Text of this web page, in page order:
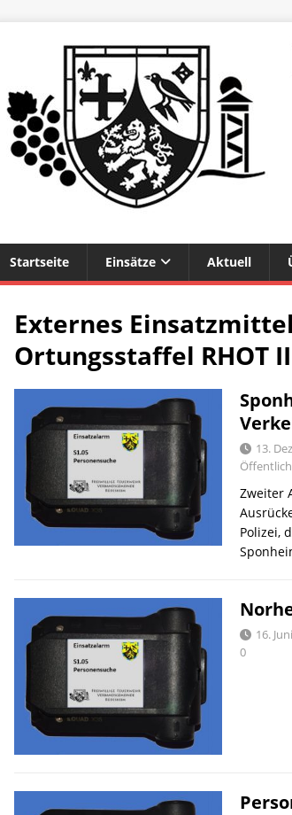
Startseite Einsätze Aktuell
Externes
Ortungsstaffel RHOT
13.
Zweiter
Polizei,
16.
0